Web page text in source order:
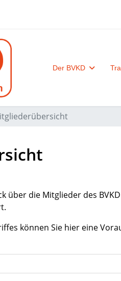
Der BVKD
über die Mitglieder des
können Sie hier eine